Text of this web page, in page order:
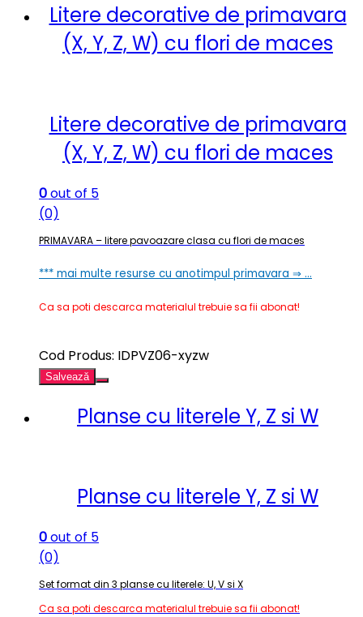
Litere decorative de primavara
(X, Y, Z, W) cu flori de maces
Litere decorative de primavara
(X, Y, Z, W) cu flori de maces
0out of 5
(0)
PRIMAVARA – litere pavoazare clasa cu flori de maces
*** mai multe resurse cu anotimpul primavara ⇒ …
Ca sa poti descarca materialul trebuie sa fii abonat!
Cod Produs: IDPVZ06-xyzw
Salvează
Planse cu literele Y, Z si W
Planse cu literele Y, Z si W
0out of 5
(0)
Set format din 3 planse cu literele: U, V si X
Ca sa poti descarca materialul trebuie sa fii abonat!